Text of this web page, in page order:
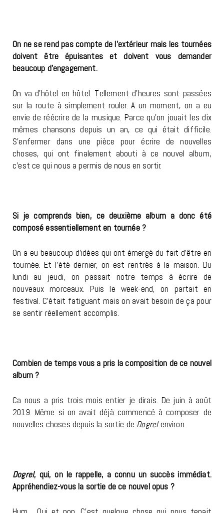
On ne se rend pas compte de l’extérieur mais les tournées
doivent être épuisantes et doivent vous demander
beaucoup d’engagement.
On va d’hôtel en hôtel. Tellement d’heures sont passées
sur la route à simplement rouler. A un moment, on a eu
envie de réécrire de la musique. Parce qu’on jouait les dix
mêmes chansons depuis un an, ce qui était difficile.
S’enfermer dans une pièce pour écrire de nouvelles
choses, qui ont finalement abouti à ce nouvel album,
c’est ce qui nous a permis de nous en sortir.
Si je comprends bien, ce deuxième album a donc été
composé essentiellement en tournée ?
On a eu beaucoup d’idées qui ont émergé du fait d’être en
tournée. Et l’été dernier, on est rentrés à la maison. Du
lundi au jeudi, on passait notre temps à écrire de
nouveaux morceaux. Puis le week-end, on partait en
festival. C’était fatiguant mais on avait besoin de ça pour
se sentir réellement accomplis.
Combien de temps vous a pris la composition de ce nouvel
album ?
Ca nous a pris trois mois entier je dirais. De juin à août
2019. Même si on avait déjà commencé à composer de
nouvelles choses depuis la sortie de Dogrelenviron.
Dogrel, qui, on le rappelle, a connu un succès immédiat.
Appréhendiez-vous la sortie de ce nouvel opus ?